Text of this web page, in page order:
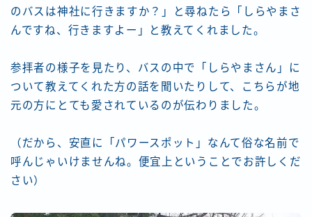
のバスは神社に行きますか？」と尋ねたら「しらやまさ
んですね、行きますよー」と教えてくれました。
参拝者の様子を見たり、バスの中で「しらやまさん」に
ついて教えてくれた方の話を聞いたりして、こちらが地
元の方にとても愛されているのが伝わりました。
（だから、安直に「パワースポット」なんて俗な名前で
呼んじゃいけませんね。便宜上ということでお許しくだ
さい）